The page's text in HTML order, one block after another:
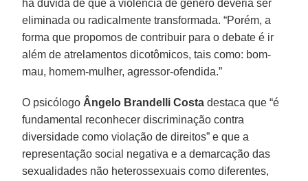
há dúvida de que a violência de gênero deveria ser
eliminada ou radicalmente transformada. “Porém, a
forma que propomos de contribuir para o debate é ir
além de atrelamentos dicotômicos, tais como: bom-
mau, homem-mulher, agressor-ofendida.”
O psicólogo Ângelo Brandelli Costa destaca que “é
fundamental reconhecer discriminação contra
diversidade como violação de direitos” e que a
representação social negativa e a demarcação das
sexualidades não heterossexuais como diferentes,